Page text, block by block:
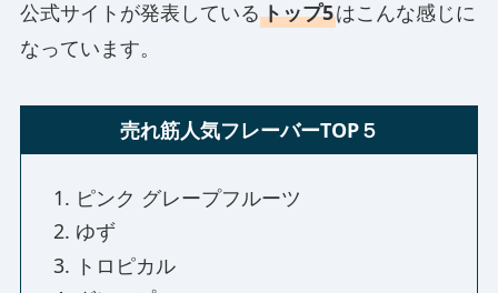
公式サイトが発表しているトップ5はこんな感じに
なっています。
売れ筋人気フレーバーTOP５
ピンク グレープフルーツ
ゆず
トロピカル